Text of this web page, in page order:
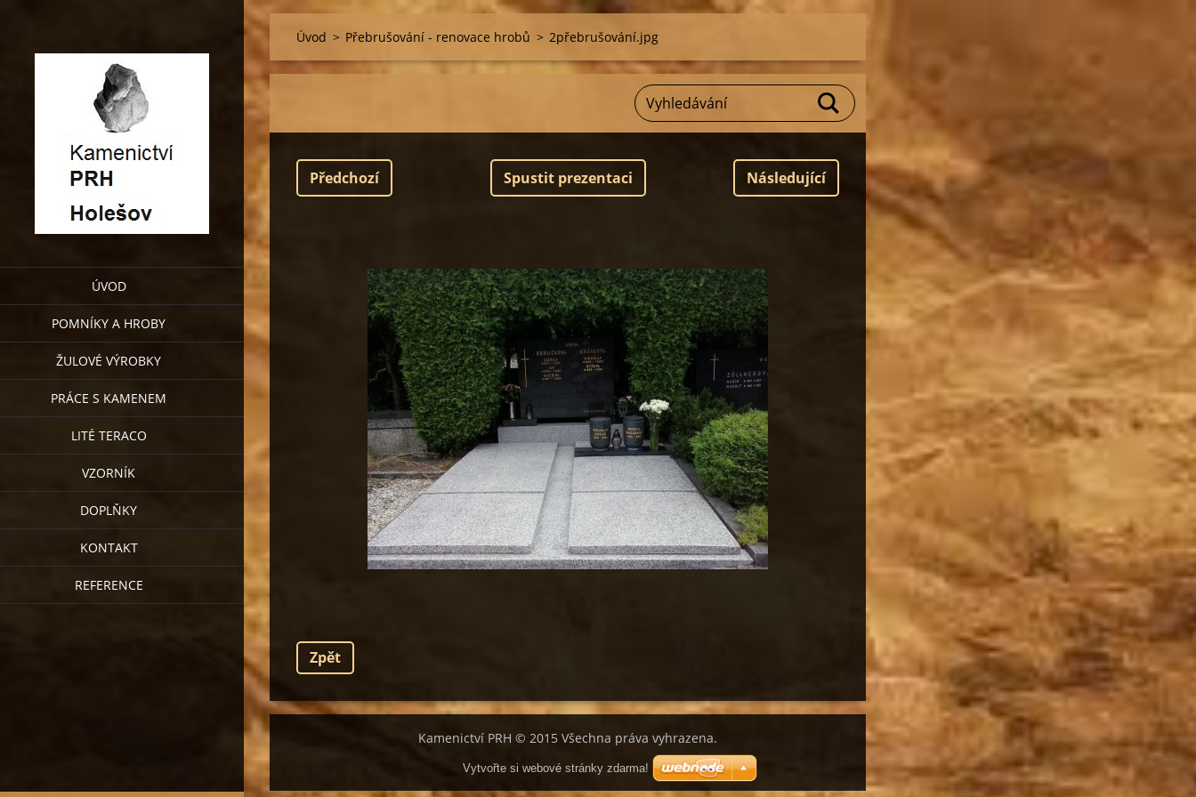
ÚVOD
POMNÍKY A HROBY
ŽULOVÉ VÝROBKY
PRÁCE S KAMENEM
LITÉ TERACO
VZORNÍK
DOPLŇKY
KONTAKT
REFERENCE
Úvod > Přebrušování - renovace hrobů > 2přebrušování.jpg
Předchozí Spustit prezentaci Následující
Zpět
Kamenictví PRH © 2015 Všechna práva vyhrazena.
Vytvořte si webové stránky zdarma!